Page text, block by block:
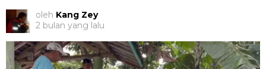
oleh Kang Zey
2 bulan yang lalu